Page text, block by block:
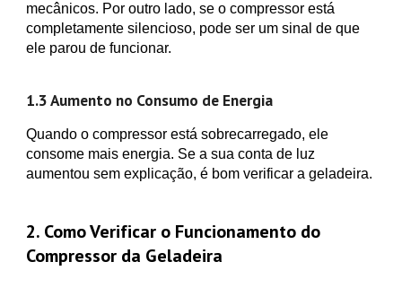
mecânicos. Por outro lado, se o compressor está
completamente silencioso, pode ser um sinal de que
ele parou de funcionar.
1.3 Aumento no Consumo de Energia
Quando o compressor está sobrecarregado, ele
consome mais energia. Se a sua conta de luz
aumentou sem explicação, é bom verificar a geladeira.
2. Como Verificar o Funcionamento do
Compressor da Geladeira